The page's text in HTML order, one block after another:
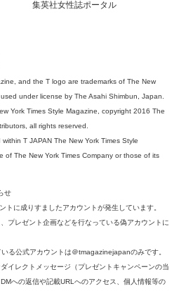
集英社女性誌ポータル
and the T logo are trademarks of The New
under license by The Asahi Shimbun, Japan.
York Times Style Magazine, copyright 2016 The
all rights reserved.
T JAPAN The New York Times Style
of The New York Times Company or those of its
せ
に成りすましたアカウントが発生しています。
プレゼント企画などを行なっている偽アカウントに
る公式アカウントは＠tmagazinejapanのみです。
イレクトメッセージ（プレゼントキャンペーンの当
への返信や記載URLへのアクセス、個人情報等の